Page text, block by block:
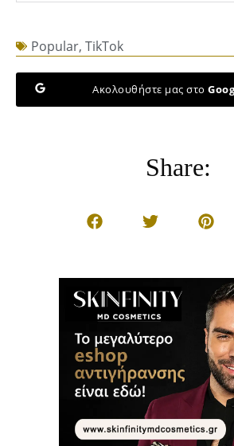
Popular, TikTok
Ακολουθήστε μας στο
Share: